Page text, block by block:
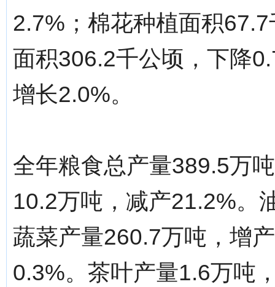
2.7%；棉花种植面积
面积306.2千公顷，下降
增长2.0%。
全年粮食总产量389.5万
10.2万吨，减产21.2%。
蔬菜产量260.7万吨，增
0.3%。茶叶产量1.6万吨